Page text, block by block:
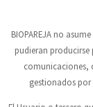
BIOPAREJAno asume
pudieran
comunicaciones,
gestionados por